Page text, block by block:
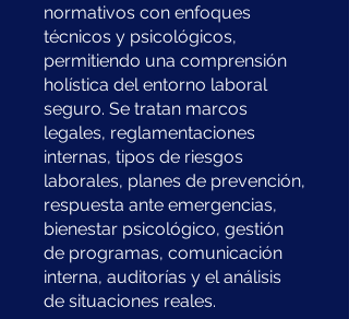
normativos con enfoques
técnicos y psicológicos,
permitiendo una comprensión
holística del entorno laboral
seguro. Se tratan marcos
legales, reglamentaciones
internas, tipos de riesgos
laborales, planes de prevención,
respuesta ante emergencias,
bienestar psicológico, gestión
de programas, comunicación
interna, auditorías y el análisis
de situaciones reales.